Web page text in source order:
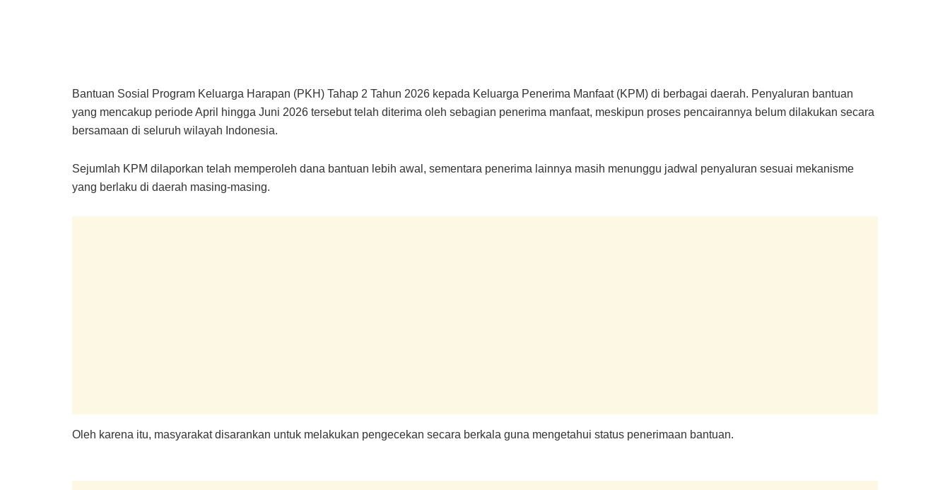
Bantuan Sosial Program Keluarga Harapan (PKH) Tahap 2 Tahun 2026 kepada Keluarga Penerima Manfaat (KPM) di berbagai daerah. Penyaluran bantuan
yang mencakup periode April hingga Juni 2026 tersebut telah diterima oleh sebagian penerima manfaat, meskipun proses pencairannya belum dilakukan secara
bersamaan di seluruh wilayah Indonesia.
Sejumlah KPM dilaporkan telah memperoleh dana bantuan lebih awal, sementara penerima lainnya masih menunggu jadwal penyaluran sesuai mekanisme
yang berlaku di daerah masing-masing.
Oleh karena itu, masyarakat disarankan untuk melakukan pengecekan secara berkala guna mengetahui status penerimaan bantuan.